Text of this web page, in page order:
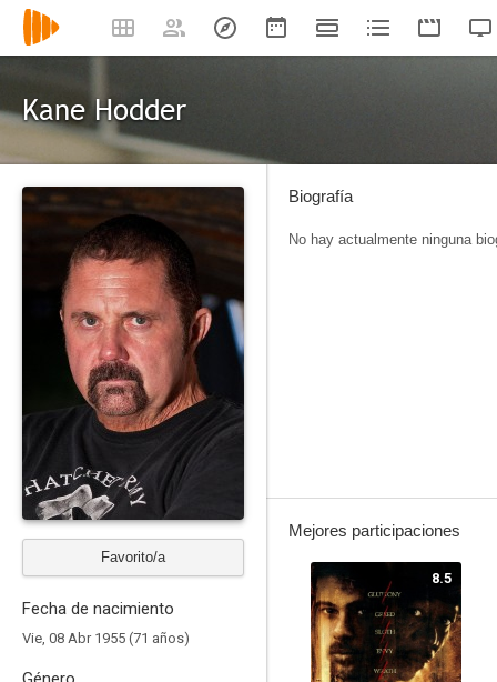
Kane Hodder
Favorito/a
Fecha de nacimiento
Vie, 08 Abr 1955 (71 años)
Biografía
No hay actualmente ninguna
Mejores participaciones
8.5